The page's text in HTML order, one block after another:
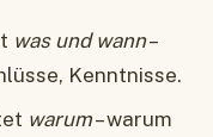
was und wann–
Kenntnisse.
warum– warum